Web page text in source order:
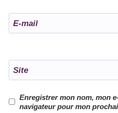
E-mail
Site
Enregistrer mon nom, mon
navigateur pour mon